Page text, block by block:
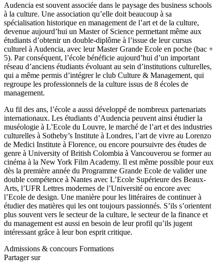
Audencia est souvent associée dans le paysage des business schools
à la culture. Une association qu’elle doit beaucoup à sa
spécialisation historique en management de l’art et de la culture,
devenue aujourd’hui un Master of Science permettant même aux
étudiants d’obtenir un double-diplôme à l’issue de leur cursus
culturel à Audencia, avec leur Master Grande Ecole en poche (bac +
5). Par conséquent, l’école bénéficie aujourd’hui d’un important
réseau d’anciens étudiants évoluant au sein d’institutions culturelles,
qui a même permis d’intégrer le club Culture & Management, qui
regroupe les professionnels de la culture issus de 8 écoles de
management.
Au fil des ans, l’école a aussi développé de nombreux partenariats
internationaux. Les étudiants d’Audencia peuvent ainsi étudier la
muséologie à L’Ecole du Louvre, le marché de l’art et des industries
culturelles à Sotheby’s Institute à Londres, l’art de vivre au Lorenzo
de Medici Institute à Florence, ou encore poursuivre des études de
genre à University of British Colombia à Vancouverou se former au
cinéma à la New York Film Academy. Il est même possible pour eux
dès la première année du Programme Grande Ecole de valider une
double compétence à Nantes avec L’Ecole Supérieure des Beaux-
Arts, l’UFR Lettres modernes de l’Université ou encore avec
l’Ecole de design. Une manière pour les littéraires de continuer à
étudier des matières qui les ont toujours passionnés. S’ils s’orientent
plus souvent vers le secteur de la culture, le secteur de la finance et
du management est aussi en besoin de leur profil qu’ils jugent
intéressant grâce à leur bon esprit critique.
Admissions & concours Formations
Partager sur